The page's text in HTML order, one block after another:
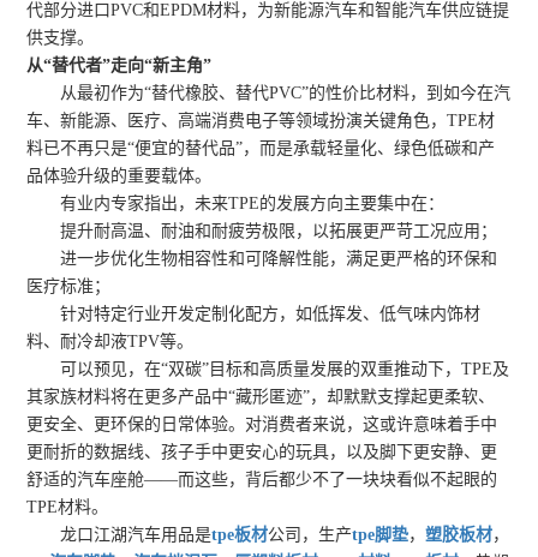
代部分进口PVC和EPDM材料，为新能源汽车和智能汽车供应链提
供支撑。
从“替代者”走向“新主角”
从最初作为“替代橡胶、替代PVC”的性价比材料，到如今在汽
车、新能源、医疗、高端消费电子等领域扮演关键角色，TPE材
料已不再只是“便宜的替代品”，而是承载轻量化、绿色低碳和产
品体验升级的重要载体。
有业内专家指出，未来TPE的发展方向主要集中在：
提升耐高温、耐油和耐疲劳极限，以拓展更严苛工况应用；
进一步优化生物相容性和可降解性能，满足更严格的环保和
医疗标准；
针对特定行业开发定制化配方，如低挥发、低气味内饰材
料、耐冷却液TPV等。
可以预见，在“双碳”目标和高质量发展的双重推动下，TPE及
其家族材料将在更多产品中“藏形匿迹”，却默默支撑起更柔软、
更安全、更环保的日常体验。对消费者来说，这或许意味着手中
更耐折的数据线、孩子手中更安心的玩具，以及脚下更安静、更
舒适的汽车座舱——而这些，背后都少不了一块块看似不起眼的
TPE材料。
龙口江湖汽车用品是tpe板材公司，生产tpe脚垫，塑胶板材，